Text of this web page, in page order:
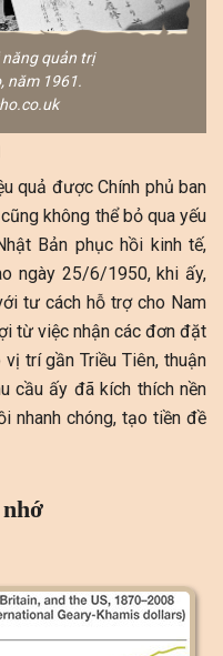
quản trị
năm 1961.
quả được Chính phủ ban
không thể bỏ qua yếu
Bản phục hồi kinh tế,
ngày 25/6/1950, khi ấy,
tư cách hỗ trợ cho Nam
từ việc nhận các đơn đặt
trí gần Triều Tiên, thuận
cầu ấy đã kích thích nền
nhanh chóng, tạo tiền đề